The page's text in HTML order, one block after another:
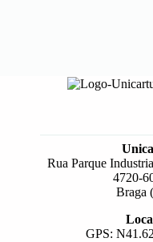
Rua Parque
4720-
Braga
GPS: